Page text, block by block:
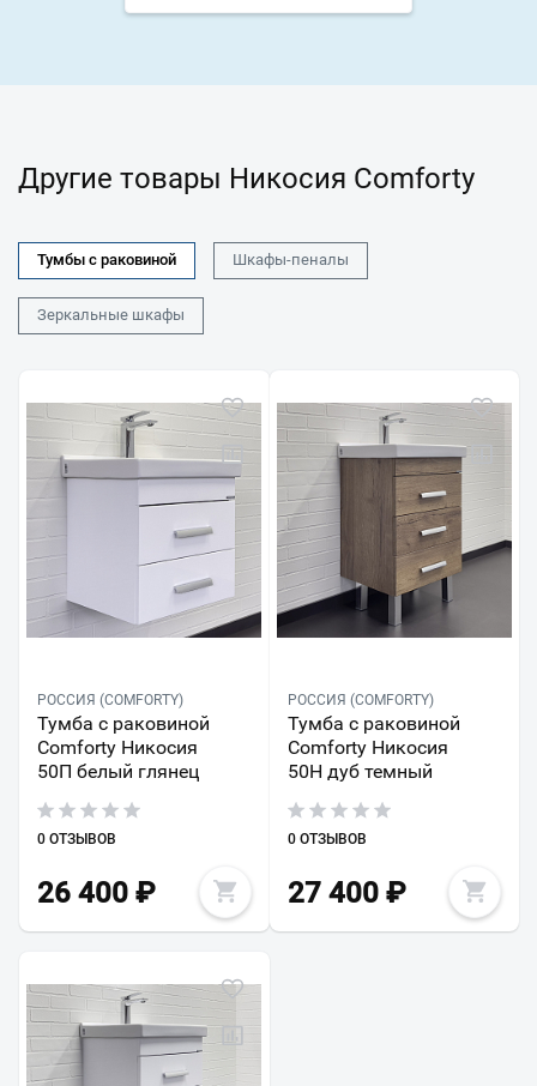
Другие товары Никосия Comforty
Тумбы с раковиной Шкафы-пеналы
Зеркальные шкафы
РОССИЯ (COMFORTY)
Тумба с раковиной
Comforty Никосия
50П белый глянец
0 ОТЗЫВОВ
26 400 ₽
РОССИЯ (COMFORTY)
Тумба с раковиной
Comforty Никосия
50Н дуб темный
0 ОТЗЫВОВ
27 400₽